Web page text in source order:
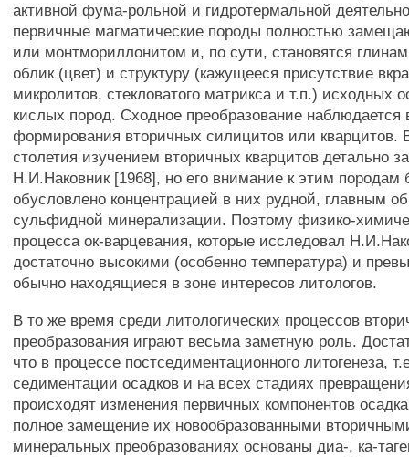
активной фума-рольной и гидротермальной
первичные магматические породы полностью
или монтмориллонитом и, по сути, становятся
облик (цвет) и структуру (кажущееся присутствие
микролитов, стекловатого матрикса и т.п.) исходных
кислых пород. Сходное преобразование наблюдается
формирования вторичных силицитов или кварцитов.
столетия изучением вторичных кварцитов детально
Н.И.Наковник [1968], но его внимание к этим породам
обусловлено концентрацией в них рудной, главным
сульфидной минерализации. Поэтому физико-
процесса ок-варцевания, которые исследовал
достаточно высокими (особенно температура) и
обычно находящиеся в зоне интересов литологов.
В то же время среди литологических процессов
преобразования играют весьма заметную роль.
что в процессе постседиментационного литогенеза,
седиментации осадков и на всех стадиях
происходят изменения первичных компонентов
полное замещение их новообразованными
минеральных преобразованиях основаны диа-, ка-